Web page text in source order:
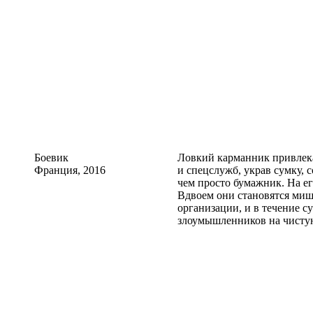
Боевик
Франция, 2016
Ловкий карманник
и спецслужб, украв сумку,
чем просто бумажник. На
Вдвоем они становятся
организации, и в течение
злоумышленников на